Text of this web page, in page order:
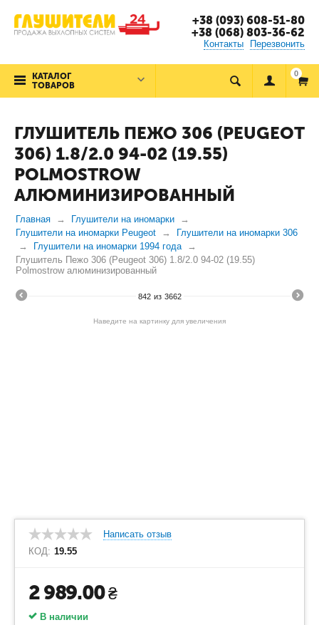
+38 (093) 608-51-80
+38 (068) 803-36-62
Контакты Перезвонить
КАТАЛОГ
ТОВАРОВ
0
ГЛУШИТЕЛЬ ПЕЖО 306 (PEUGEOT
306) 1.8/2.0 94-02 (19.55)
POLMOSTROW
АЛЮМИНИЗИРОВАННЫЙ
Главная
Глушители на иномарки
Глушители на иномарки Peugeot
Глушители на иномарки 306
Глушители на иномарки 1994 года
Глушитель Пежо 306 (Peugeot 306) 1.8/2.0 94-02 (19.55)
Polmostrow алюминизированный
842 из 3662
Наведите на картинку для увеличения
Написать отзыв
КОД: 19.55
2 989.00₴
В наличии